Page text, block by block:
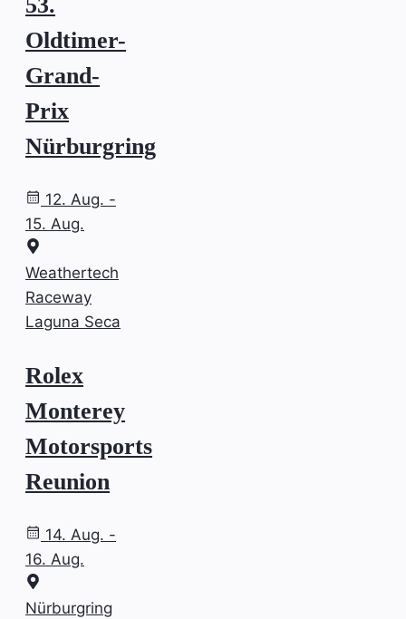
Oldtimer-
Grand-
Prix
Nürburgring
12. Aug. -
15. Aug.
Weathertech
Raceway
Laguna Seca
Rolex
Monterey
Motorsports
Reunion
14. Aug. -
16. Aug.
Nürburgring